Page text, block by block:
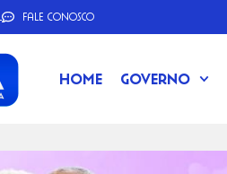
Fale Conosco
Home Governo